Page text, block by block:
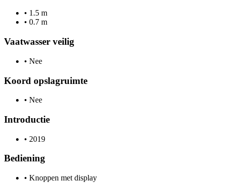
• 1.5 m
• 0.7 m
Vaatwasser veilig
• Nee
Koord opslagruimte
• Nee
Introductie
• 2019
Bediening
• Knoppen met display